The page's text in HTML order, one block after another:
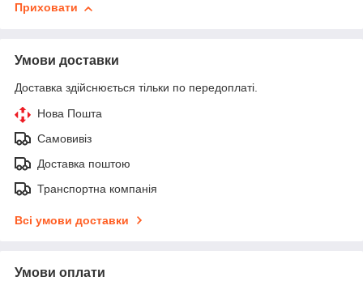
Приховати
Умови доставки
Доставка здійснюється тільки по передоплаті.
Нова Пошта
Самовивіз
Доставка поштою
Транспортна компанія
Всі умови доставки
Умови оплати